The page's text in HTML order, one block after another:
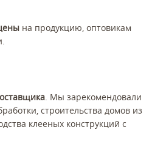
на продукцию, оптовикам
. Мы зарекомендовали
строительства домов из
клееных конструкций с